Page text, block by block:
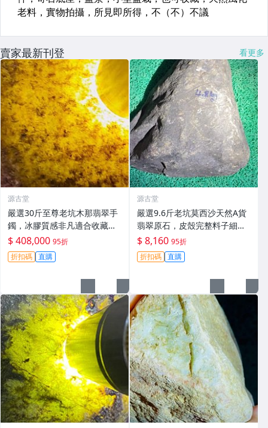
賣家最新刊登 看更多
源古堂
嚴選30斤至尊老坑木那翡翠手
鐲，冰膠質感非凡適合收藏。
翡翠 玩冰手鐲 冰膠感
$ 408,000 95折
折扣碼 直購
源古堂
嚴選9.6斤老坑莫西沙天然A貨
翡翠原石，皮殼完整料子細
膩，適合打造手鐲精品。#翡
翠 #A貨翡翠 #原石翡翠
$ 8,160 95折
折扣碼 直購